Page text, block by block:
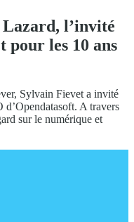
l’invité
pour les 10 ans
Sylvain Fievet a invité
A travers
sur le numérique et